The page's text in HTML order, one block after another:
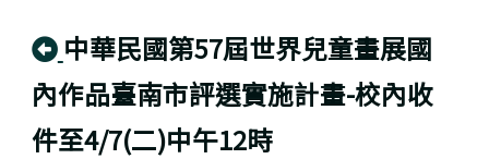
回上頁
中華民國第57屆世界兒童畫展國
內作品臺南市評選實施計畫-校內收
件至4/7(二)中午12時